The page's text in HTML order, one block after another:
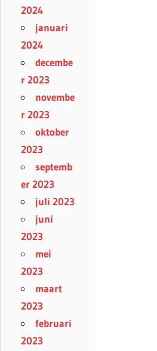
2024
januari
2024
decembe
r 2023
novembe
r 2023
oktober
2023
septemb
er 2023
juli 2023
juni
2023
mei
2023
maart
2023
februari
2023